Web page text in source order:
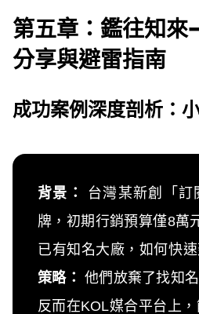
第五章：鑑往知
分享與避雷指南
成功案例深度剖析：
背景：
台灣某新創「訂
牌，初期行銷預算僅8萬
已有知名大廠，如何快
策略： 他們放棄了找知
反而在KOL媒合平台上